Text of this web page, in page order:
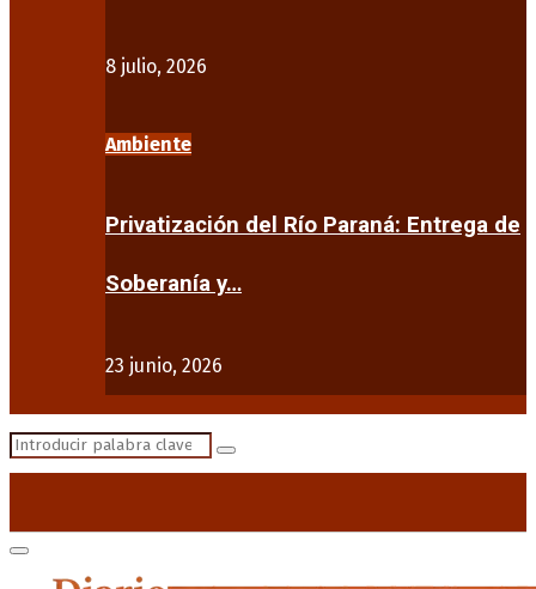
8 julio, 2026
Ambiente
Privatización del Río Paraná: Entrega de
Soberanía y…
23 junio, 2026
Search
Search
Primary
Menu